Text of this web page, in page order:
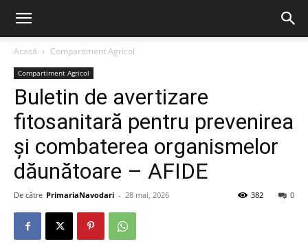
Acasă Compartiment Agricol
Compartiment Agricol
Buletin de avertizare
fitosanitară pentru prevenirea
și combaterea organismelor
dăunătoare – AFIDE
De către PrimariaNavodari - 28 mai, 2026 0
382